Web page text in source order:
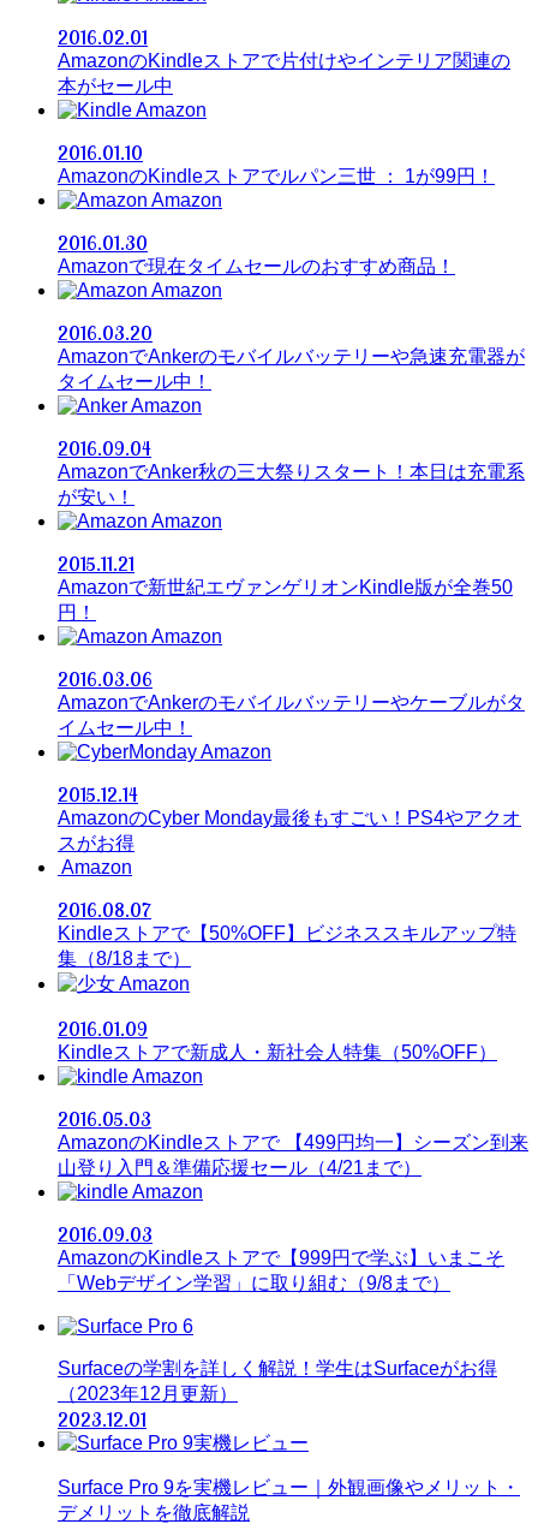
2016.02.01
AmazonのKindleストアで片付けやインテリア関連の
本がセール中
Amazon
2016.01.10
AmazonのKindleストアでルパン三世 ： 1が99円！
Amazon
2016.01.30
Amazonで現在タイムセールのおすすめ商品！
Amazon
2016.03.20
AmazonでAnkerのモバイルバッテリーや急速充電器が
タイムセール中！
Amazon
2016.09.04
AmazonでAnker秋の三大祭りスタート！本日は充電系
が安い！
Amazon
2015.11.21
Amazonで新世紀エヴァンゲリオンKindle版が全巻50
円！
Amazon
2016.03.06
AmazonでAnkerのモバイルバッテリーやケーブルがタ
イムセール中！
Amazon
2015.12.14
AmazonのCyber Monday最後もすごい！PS4やアクオ
スがお得
Amazon
2016.08.07
Kindleストアで【50%OFF】ビジネススキルアップ特
集（8/18まで）
Amazon
2016.01.09
Kindleストアで新成人・新社会人特集（50%OFF）
Amazon
2016.05.03
AmazonのKindleストアで 【499円均一】シーズン到来
山登り入門＆準備応援セール（4/21まで）
Amazon
2016.09.03
AmazonのKindleストアで【999円で学ぶ】いまこそ
「Webデザイン学習」に取り組む（9/8まで）
Surfaceの学割を詳しく解説！学生はSurfaceがお得
（2023年12月更新）
2023.12.01
Surface Pro 9を実機レビュー｜外観画像やメリット・
デメリットを徹底解説